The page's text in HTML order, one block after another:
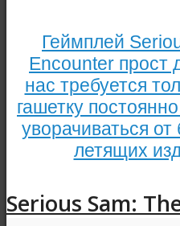
Геймплей
Encounter прост
нас требуется
гашетку
уворачиваться
летящих
Serious Sam: